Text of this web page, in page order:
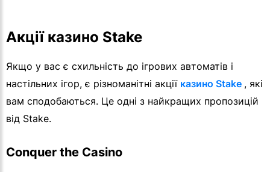
Акції казино Stake
Якщо у вас є схильність до ігрових автоматів і
настільних ігор, є різноманітні акції казино Stake , які
вам сподобаються. Це одні з найкращих пропозицій
від Stake.
Conquer the Casino